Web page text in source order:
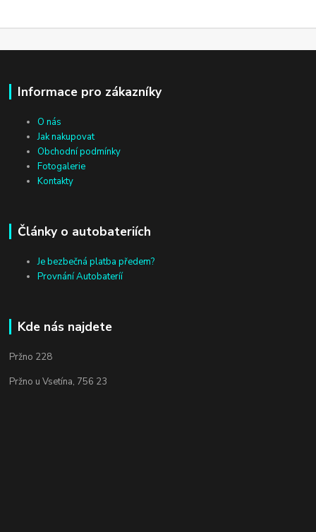
Informace pro zákazníky
O nás
Jak nakupovat
Obchodní podmínky
Fotogalerie
Kontakty
Články o autobateriích
Je bezbečná platba předem?
Provnání Autobateríí
Kde nás najdete
Pržno 228
Pržno u Vsetína, 756 23